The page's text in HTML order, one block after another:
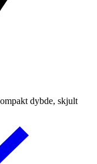
dybde, skjult